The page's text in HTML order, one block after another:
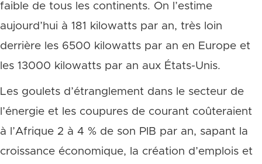
faible de tous les continents. On l’estime
aujourd’hui à 181 kilowatts par an, très loin
derrière les 6500 kilowatts par an en Europe et
les 13000 kilowatts par an aux États-Unis.
Les goulets d’étranglement dans le secteur de
l’énergie et les coupures de courant coûteraient
à l’Afrique 2 à 4 % de son PIB par an, sapant la
croissance économique, la création d’emplois et